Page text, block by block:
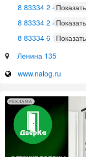
8 83334 2 40 86
8 83334 2 40 87
8 83334 6 18 35
Ленина 135
www.nalog.ru
РЕКЛАМА